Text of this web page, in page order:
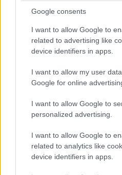
Google consents
I want to allow Google to
related to advertising like
device identifiers in apps.
I want to allow my user
Google for online
I want to allow Google to
personalized advertising.
I want to allow Google to
related to analytics like
device identifiers in apps.